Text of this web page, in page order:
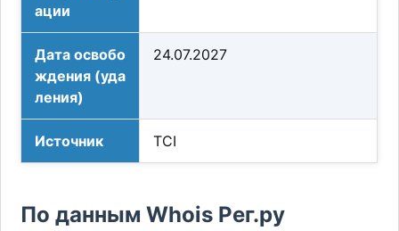
ации
Дата освобо
ждения (уда
ления)
24.07.2027
Источник TCI
По данным Whois Рег.ру